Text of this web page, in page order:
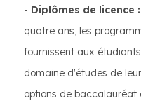
- Diplômes de licence :
quatre ans, les
fournissent aux
domaine d'études de
options de baccalauréat